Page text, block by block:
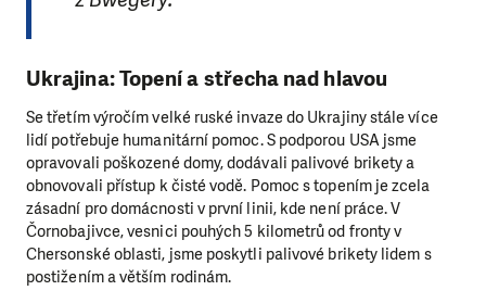
Ukrajina: Topení a střecha nad hlavou
Se třetím výročím velké ruské invaze do Ukrajiny stále více
lidí potřebuje humanitární pomoc. S podporou USA jsme
opravovali poškozené domy, dodávali palivové brikety a
obnovovali přístup k čisté vodě. Pomoc s topením je zcela
zásadní pro domácnosti v první linii, kde není práce. V
Čornobajivce, vesnici pouhých 5 kilometrů od fronty v
Chersonské oblasti, jsme poskytli palivové brikety lidem s
postižením a větším rodinám.